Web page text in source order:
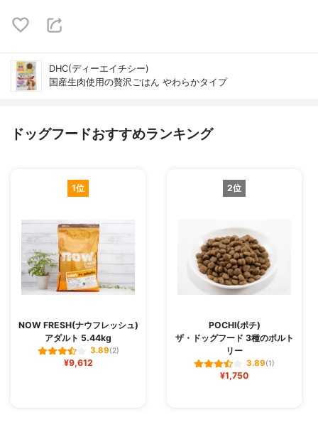
DHC(ディーエイチシー)
国産生肉使用の贅沢ごはん やわらかタイプ
ドッグフードおすすめランキング
1位
NOW FRESH(ナウフレッシュ)
アダルト 5.44kg
3.89(2)
¥9,612
2位
POCHI(ポチ)
ザ・ドッグフード 3種のポルト
リー
3.89(1)
¥1,750